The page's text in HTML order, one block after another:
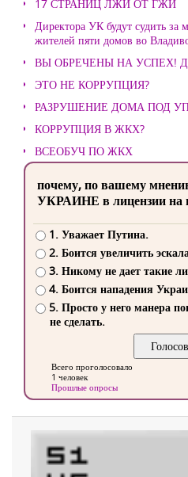
17 СТРАНИЦ ЛЖИ ОТ ГЖИ
Директора УК будут судить за
жителей пяти домов во
ВЫ ОБРЕЧЕНЫ НА УСПЕХ!
ЭТО НЕ КОРРУПЦИЯ?
РАЗРУШЕНИЕ ДОМА ПОД
КОРРУПЦИЯ В ЖКХ?
ВСЕОБУЧ ПО ЖКХ
почему, по вашему
УКРАИНЕ в лицензии на
1. Уважает Путина.
2. Боится увеличить
3. Никому не дает такие
4. Боится нападения
5. Просто у него манера
не сделать.
Всего проголосовало
1 человек
Прошлые опросы